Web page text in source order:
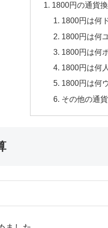
1800円の通貨
1800円は何
1800円は何
1800円は何
1800円は何
1800円は何
その他の通